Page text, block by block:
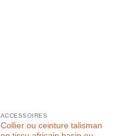
ACCESSOIRES
Collier ou ceinture talisman